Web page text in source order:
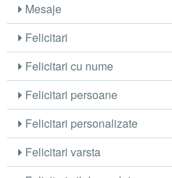
Mesaje
Felicitari
Felicitari cu nume
Felicitari persoane
Felicitari personalizate
Felicitari varsta